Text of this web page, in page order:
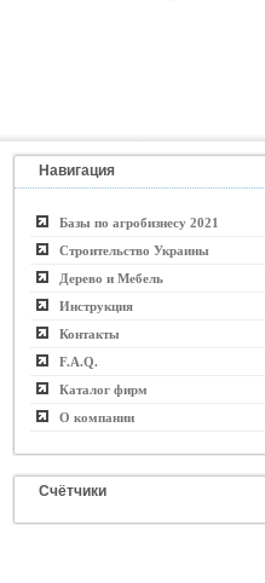
Навигация
Базы по агробизнесу 2021
Строительство Украины
Дерево и Мебель
Инструкция
Контакты
F.A.Q.
Каталог фирм
О компании
Счётчики